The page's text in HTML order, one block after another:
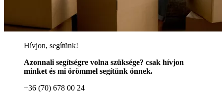
Hívjon, segítünk!
Azonnali segítségre volna szüksége? csak hívjon
minket és mi örömmel segítünk önnek.
+36 (70) 678 00 24